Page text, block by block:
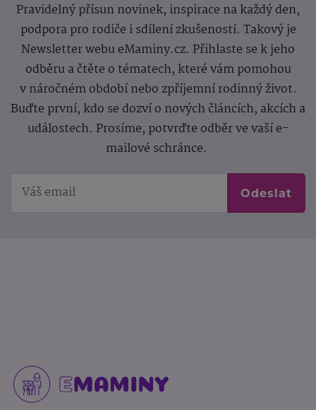
Pravidelný přísun novinek, inspirace na každý den,
podpora pro rodiče i sdílení zkušeností. Takový je
Newsletter webu eMaminy.cz. Přihlaste se k jeho
odběru a čtěte o tématech, které vám pomohou
v náročném období nebo zpříjemní rodinný život.
Buďte první, kdo se dozví o nových článcích, akcích a
událostech. Prosíme, potvrďte odběr ve vaší e-
mailové schránce.
Odeslat